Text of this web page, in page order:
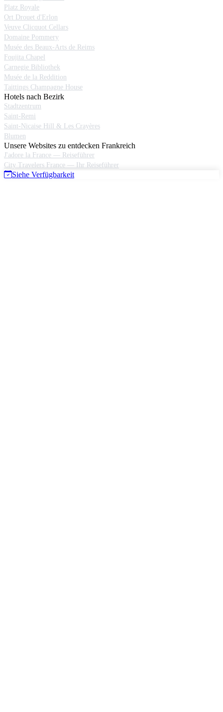
Platz Royale
Ort Drouet d'Erlon
Veuve Clicquot Cellars
Domaine Pommery
Musée des Beaux-Arts de Reims
Foujita Chapel
Carnegie Bibliothek
Musée de la Reddition
Taittings Champagne House
Hotels nach Bezirk
Stadtzentrum
Saint-Remi
Saint-Nicaise Hill & Les Crayères
Blumen
Unsere Websites zu entdecken Frankreich
J'adore la France — Reiseführer
City Travelers France — Ihr Reiseführer
Siehe Verfügbarkeit